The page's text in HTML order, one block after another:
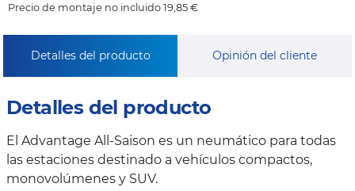
Precio de montaje no incluido 19,85 €
Detalles del producto Opinión del cliente
Detalles del producto
El Advantage All-Saison es un neumático para todas
las estaciones destinado a vehículos compactos,
monovolúmenes y SUV.